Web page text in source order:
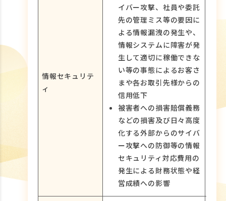
情報セキュリテ
ィ
イバー攻撃、社員や委託
先の管理ミス等の要因に
よる情報漏洩の発生や、
情報システムに障害が発
生して適切に稼働できな
い等の事態によるお客さ
まや各お取引先様からの
信用低下
被害者への損害賠償義務
などの損害及び日々高度
化する外部からのサイバ
ー攻撃への防御等の情報
セキュリティ対応費用の
発生による財務状態や経
営成績への影響